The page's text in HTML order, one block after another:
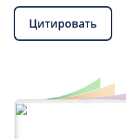
Цитировать